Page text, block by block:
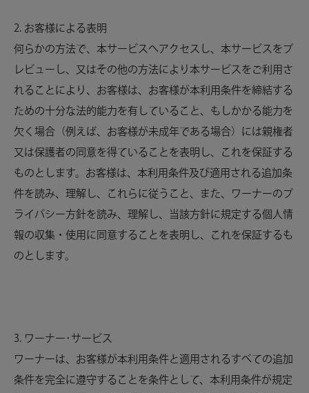
2. お客様による表明
何らかの方法で、本サービスへアクセスし、本サービスをプ
レビューし、又はその他の方法により本サービスをご利用さ
れることにより、お客様は、お客様が本利用条件を締結する
ための十分な法的能力を有していること、もしかかる能力を
欠く場合（例えば、お客様が未成年である場合）には親権者
又は保護者の同意を得ていることを表明し、これを保証する
ものとします。お客様は、本利用条件及び適用される追加条
件を読み、理解し、これらに従うこと、また、ワーナーのプ
ライバシー方針を読み、理解し、当該方針に規定する個人情
報の収集・使用に同意することを表明し、これを保証するも
のとします。
3. ワーナー･サービス
ワーナーは、お客様が本利用条件と適用されるすべての追加
条件を完全に遵守することを条件として、本利用条件が規定